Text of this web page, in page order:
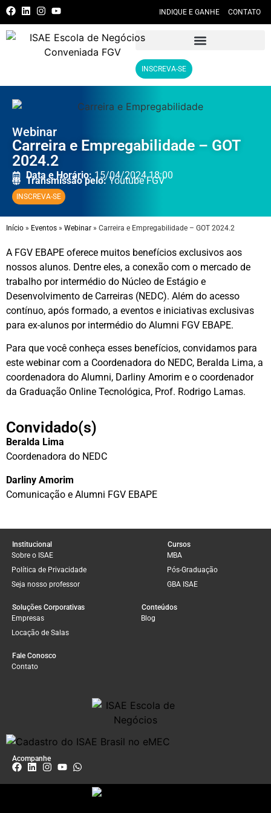
INDIQUE E GANHE CONTATO
INSCREVA-SE
Webinar
Carreira e Empregabilidade – GOT
2024.2
Data e Horário: 15/04/2024 18:00
Transmissão pelo:Youtube FGV
INSCREVA-SE
Início » Eventos » Webinar » Carreira e Empregabilidade – GOT 2024.2
A FGV EBAPE oferece muitos benefícios exclusivos aos
nossos alunos. Dentre eles, a conexão com o mercado de
trabalho por intermédio do Núcleo de Estágio e
Desenvolvimento de Carreiras (NEDC). Além do acesso
contínuo, após formado, a eventos e iniciativas exclusivas
para ex-alunos por intermédio do Alumni FGV EBAPE.
Para que você conheça esses benefícios, convidamos para
este webinar com a Coordenadora do NEDC, Beralda Lima, a
coordenadora do Alumni, Darliny Amorim e o coordenador
da Graduação Online Tecnológica, Prof. Rodrigo Lamas.
Convidado(s)
Beralda Lima
Coordenadora do NEDC
Darliny Amorim
Comunicação e Alumni FGV EBAPE
Institucional
Sobre o ISAE
Política de Privacidade
Seja nosso professor
Cursos
MBA
Pós-Graduação
GBA ISAE
Soluções Corporativas
Empresas
Locação de Salas
Conteúdos
Blog
Fale Conosco
Contato
Acompanhe